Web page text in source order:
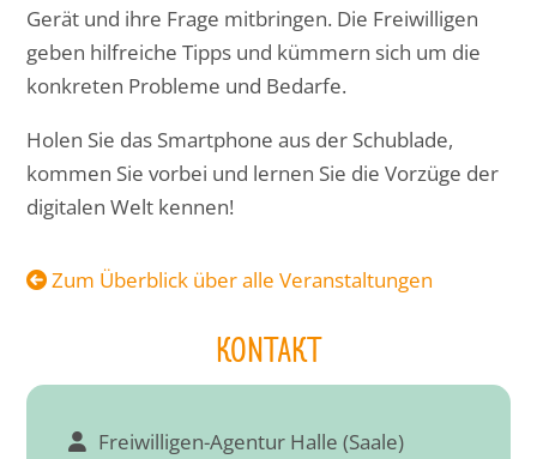
Gerät und ihre Frage mitbringen. Die Freiwilligen
geben hilfreiche Tipps und kümmern sich um die
konkreten Probleme und Bedarfe.
Holen Sie das Smartphone aus der Schublade,
kommen Sie vorbei und lernen Sie die Vorzüge der
digitalen Welt kennen!
Zum Überblick über alle Veranstaltungen
KONTAKT
Freiwilligen-Agentur Halle (Saale)